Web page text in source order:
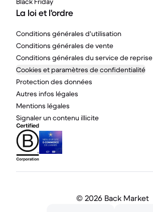
La loi et l'ordre
Conditions générales d'utilisation
Conditions générales de vente
Conditions générales du service de reprise
Cookies et paramètres de confidentialité
Protection des données
Autres infos légales
Mentions légales
Signaler un contenu illicite
© 2026 Back Market